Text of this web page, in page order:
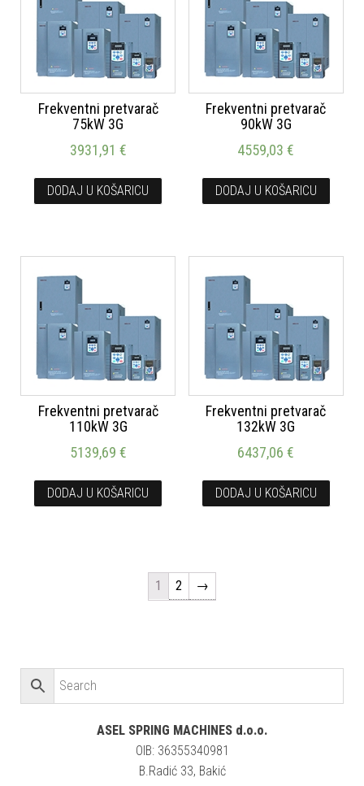
Frekventni pretvarač
75kW 3G
3931,91 €
DODAJ U KOŠARICU
Frekventni pretvarač
90kW 3G
4559,03€
DODAJ U KOŠARICU
Frekventni pretvarač
110kW 3G
5139,69 €
DODAJ U KOŠARICU
Frekventni pretvarač
132kW 3G
6437,06€
DODAJ U KOŠARICU
1 2 →
ASEL SPRING MACHINES d.o.o.
OIB: 36355340981
B.Radić 33, Bakić